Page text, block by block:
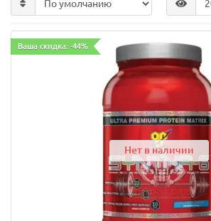
Ваша скидка: -44%
Нет в наличии